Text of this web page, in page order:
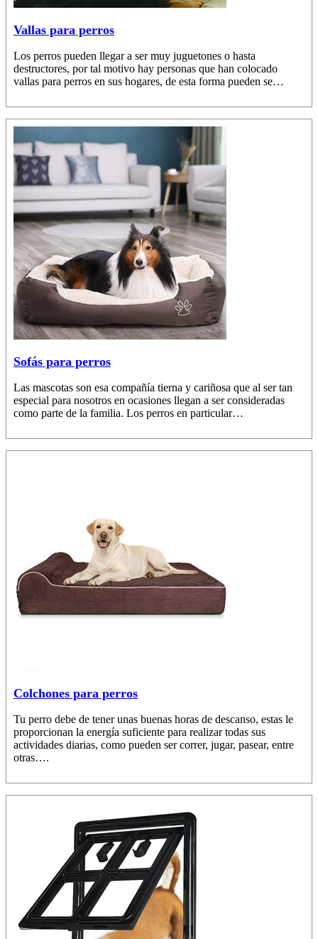
Vallas para perros
Los perros pueden llegar a ser muy juguetones o hasta
destructores, por tal motivo hay personas que han colocado
vallas para perros en sus hogares, de esta forma pueden se…
Sofás para perros
Las mascotas son esa compañía tierna y cariñosa que al ser tan
especial para nosotros en ocasiones llegan a ser consideradas
como parte de la familia. Los perros en particular…
Colchones para perros
Tu perro debe de tener unas buenas horas de descanso, estas le
proporcionan la energía suficiente para realizar todas sus
actividades diarias, como pueden ser correr, jugar, pasear, entre
otras….